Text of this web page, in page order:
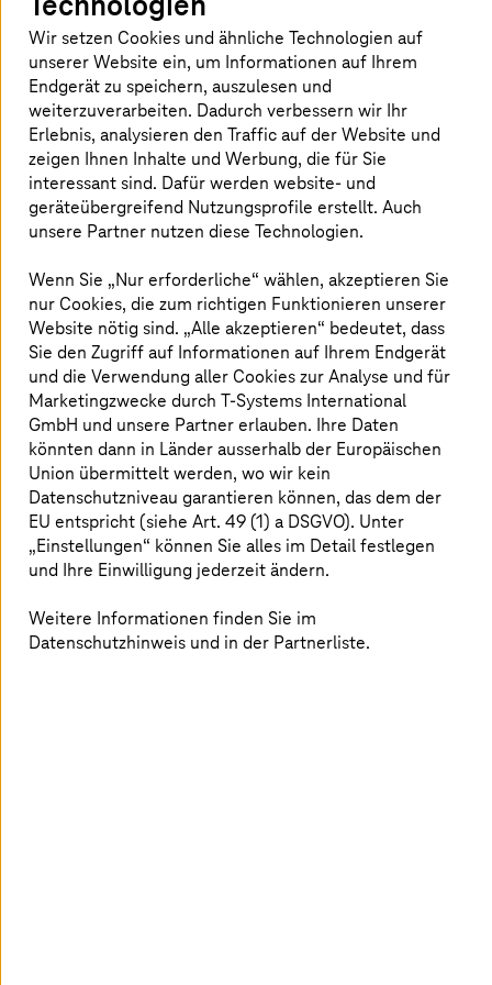
Mainframe & Cloud Transformation
Passt in Ihrem Unternehmen die gesetzte Cloud-
Strategie mit der Situation im Mainframe-Umfeld
zusammen?
Mehr erfahren
Atlassian Suite
Schaffen Sie mit Jira und Confluence eine zentrale
Plattform für effiziente Zusammenarbeit –
unabhängig vom Standort.
Mehr erfahren
WasT-Systemsfür Anwendungsbetrieb
Wir setzen Cookies und ähnliche Technologien auf
unserer Website ein, um Informationen auf Ihrem
Endgerät zu speichern, auszulesen und
weiterzuverarbeiten. Dadurch verbessern wir Ihr
Erlebnis, analysieren den Traffic auf der Website und
zeigen Ihnen Inhalte und Werbung, die für Sie
interessant sind. Dafür werden website- und
geräteübergreifend Nutzungsprofile erstellt. Auch
unsere Partner nutzen diese Technologien.
Wenn Sie „Nur erforderliche“ wählen, akzeptieren Sie
nur Cookies, die zum richtigen Funktionieren unserer
Website nötig sind. „Alle akzeptieren“ bedeutet, dass
Sie den Zugriff auf Informationen auf Ihrem Endgerät
und die Verwendung aller Cookies zur Analyse und für
Marketingzwecke durchT-Systems International
GmbH und unsere Partner erlauben. Ihre Daten
könnten dann in Länder ausserhalb der Europäischen
Union übermittelt werden, wo wir kein
Datenschutzniveau garantieren können, das dem der
EU entspricht (siehe Art. 49 (1) a DSGVO). Unter
„Einstellungen“ können Sie alles im Detail festlegen
und Ihre Einwilligung jederzeit ändern.
Weitere Informationen finden Sie im
Datenschutzhinweis und in der Partnerliste.